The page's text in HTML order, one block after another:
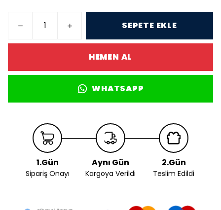
SEPETE EKLE
HEMEN AL
WHATSAPP
1.Gün
Sipariş Onayı
Aynı Gün
Kargoya Verildi
2.Gün
Teslim Edildi